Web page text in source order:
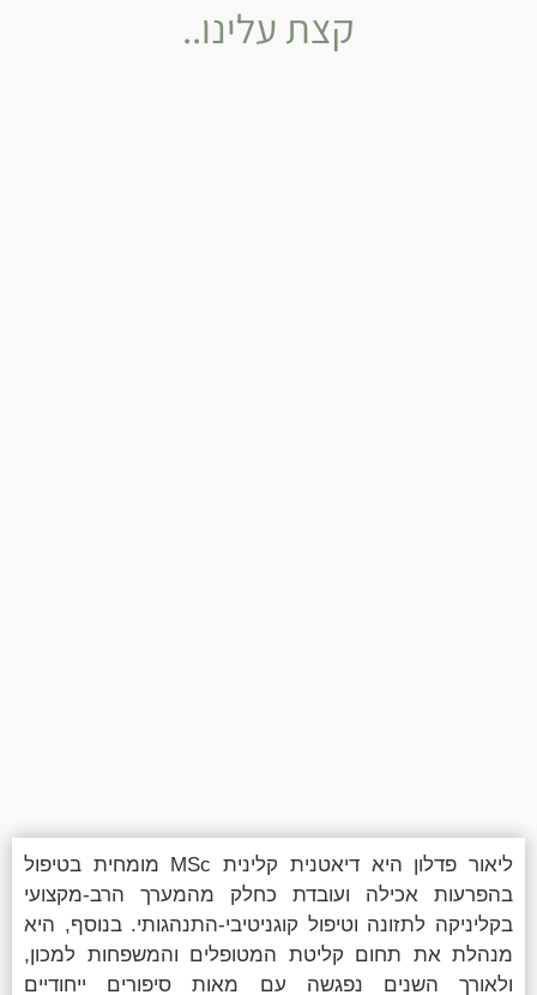
קצת עלינו..
ליאור פדלון היא דיאטנית קלינית MSc מומחית בטיפול
בהפרעות אכילה ועובדת כחלק מהמערך הרב-מקצועי
בקליניקה לתזונה וטיפול קוגניטיבי-התנהגותי. בנוסף, היא
מנהלת את תחום קליטת המטופלים והמשפחות למכון,
ולאורך השנים נפגשה עם מאות סיפורים ייחודיים